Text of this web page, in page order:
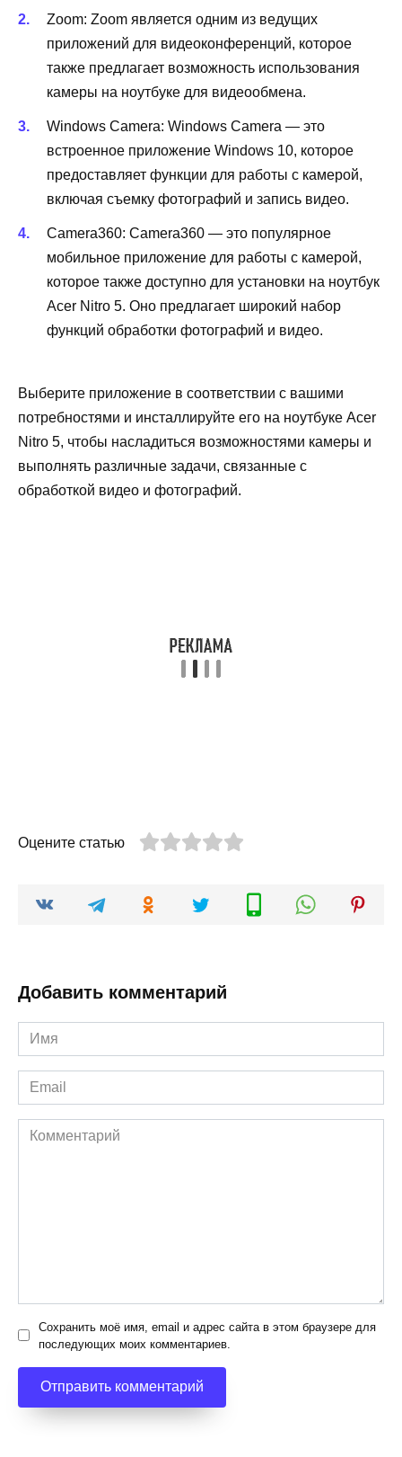
Zoom: Zoom является одним из ведущих
приложений для видеоконференций, которое
также предлагает возможность использования
камеры на ноутбуке для видеообмена.
Windows Camera: Windows Camera — это
встроенное приложение Windows 10, которое
предоставляет функции для работы с камерой,
включая съемку фотографий и запись видео.
Camera360: Camera360 — это популярное
мобильное приложение для работы с камерой,
которое также доступно для установки на ноутбук
Acer Nitro 5. Оно предлагает широкий набор
функций обработки фотографий и видео.
Выберите приложение в соответствии с вашими
потребностями и инсталлируйте его на ноутбуке Acer
Nitro 5, чтобы насладиться возможностями камеры и
выполнять различные задачи, связанные с
обработкой видео и фотографий.
Оцените статью
Добавить комментарий
Имя
*
Email
*
Комментарий
Сохранить моё имя, email и адрес сайта в этом браузере для
последующих моих комментариев.